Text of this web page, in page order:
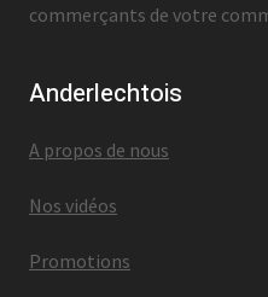
commerçants de votre
Anderlechtois
A propos de nous
Nos vidéos
Promotions